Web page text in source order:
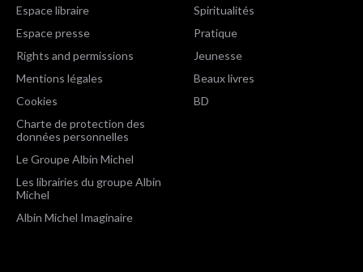
Espace libraire
Espace presse
Rights and permissions
Mentions légales
Cookies
Charte de protection des
données personnelles
Le Groupe Albin Michel
Les librairies du groupe Albin
Michel
Albin Michel Imaginaire
Spiritualités
Pratique
Jeunesse
Beaux livres
BD